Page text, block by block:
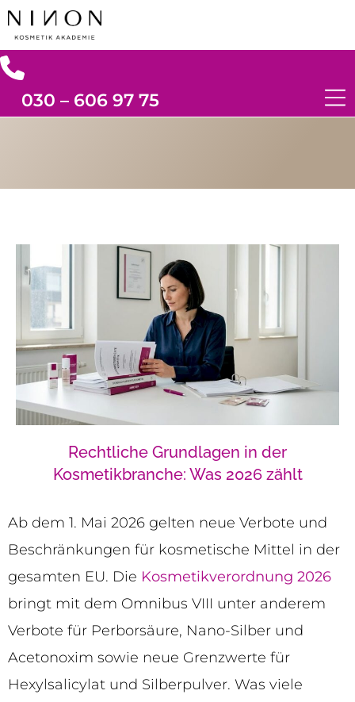
030 – 606 97 75
Rechtliche Grundlagen in der
Kosmetikbranche: Was 2026 zählt
Ab dem 1. Mai 2026 gelten neue Verbote und
Beschränkungen für kosmetische Mittel in der
gesamten EU. Die Kosmetikverordnung 2026
bringt mit dem Omnibus VIII unter anderem
Verbote für Perborsäure, Nano-Silber und
Acetonoxim sowie neue Grenzwerte für
Hexylsalicylat und Silberpulver. Was viele